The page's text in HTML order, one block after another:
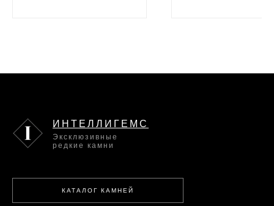
КАТАЛОГ КАМНЕЙ
Эксклюзивные
редкие камни
ИНТЕЛЛИГЕМС